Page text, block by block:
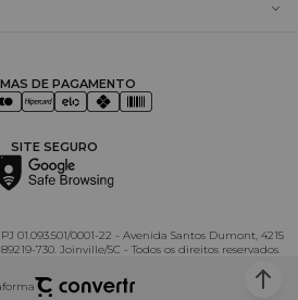
DE PAGAMENTO
SITE SEGURO
01.093.501/0001-22 - Avenida Santos Dumont, 4215
730. Joinville/SC - Todos os direitos reservados.